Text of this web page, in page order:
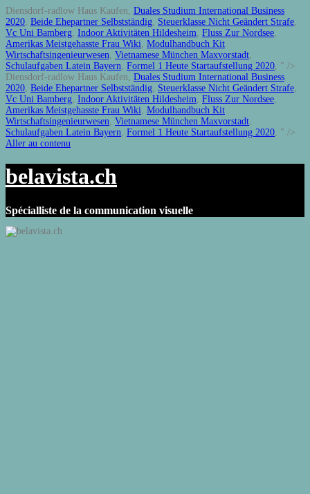
Diensdorf-radlow Haus Kaufen, Duales Studium International Business
2020, Beide Ehepartner Selbstständig, Steuerklasse Nicht Geändert Strafe,
Vc Uni Bamberg, Indoor Aktivitäten Hildesheim, Fluss Zur Nordsee,
Amerikas Meistgehasste Frau Wiki, Modulhandbuch Kit
Wirtschaftsingenieurwesen, Vietnamese München Maxvorstadt,
Schulaufgaben Latein Bayern, Formel 1 Heute Startaufstellung 2020, " />
Diensdorf-radlow Haus Kaufen, Duales Studium International Business
2020, Beide Ehepartner Selbstständig, Steuerklasse Nicht Geändert Strafe,
Vc Uni Bamberg, Indoor Aktivitäten Hildesheim, Fluss Zur Nordsee,
Amerikas Meistgehasste Frau Wiki, Modulhandbuch Kit
Wirtschaftsingenieurwesen, Vietnamese München Maxvorstadt,
Schulaufgaben Latein Bayern, Formel 1 Heute Startaufstellung 2020, " />
Aller au contenu
belavista.ch
Spécialliste de la communication visuelle